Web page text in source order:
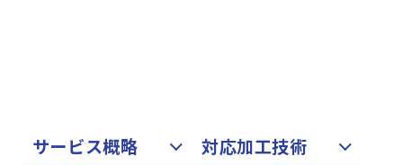
サービス概略
対応加工技術